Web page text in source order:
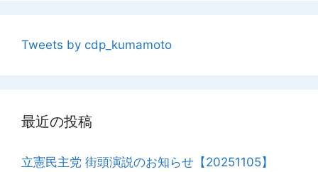
Tweets by cdp_kumamoto
最近の投稿
立憲民主党 街頭演説のお知らせ【20251105】